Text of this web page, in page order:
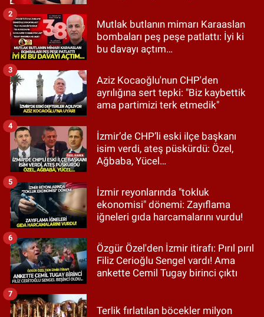
Mutlak butlanın mimarı Karaaslan
bombaları peş peşe patlattı: İyi ki
bu davayı açtım…
2
Aziz Kocaoğlu'nun CHP'den
ayrılığına sert tepki: "Biz kaybettik
ama partimizi terk etmedik"
3
İzmir’de CHP’li eski ilçe başkanı
isim verdi, ateş püskürdü: Özel,
Ağbaba, Yücel…
4
İzmir reyonlarında "tokluk
ekonomisi" dönemi: Zayıflama
iğneleri gıda harcamalarını vurdu!
5
Özgür Özel'den İzmir itirafı: Pırıl pırıl
Filiz Cerioğlu Sengel vardı! Ama
ankette Cemil Tugay birinci çıktı
6
Terlik fırlatılan böcekler milyon
7